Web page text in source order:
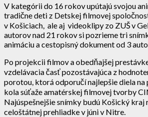
V kategórii do 16 rokov upútajú svojou
tradične deti z Detskej filmovej
v Košiciach, ale aj videoklipy zo ZUŠ v
autorov nad 21 rokov si pozrieme tri
animáciu a cestopisný dokument od 3
Po projekcii filmov a obedňajšej
vzdelávacia časť pozostávajúca z
porotou, ktorá odporučí najlepšie diela
kola súťaže amatérskej filmovej tvorby
Najúspešnejšie snímky budú Košický
celoštátnej prehliadke v júni v Nitre.